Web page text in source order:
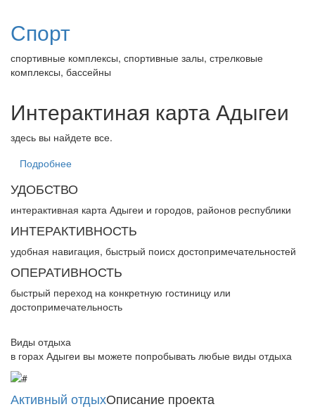
Спорт
спортивные комплексы, спортивные залы, стрелковые
комплексы, бассейны
Интерактиная карта Адыгеи
здесь вы найдете все.
Подробнее
УДОБСТВО
интерактивная карта Адыгеи и городов, районов республики
ИНТЕРАКТИВНОСТЬ
удобная навигация, быстрый поисх достопримечательностей
ОПЕРАТИВНОСТЬ
быстрый переход на конкретную гостиницу или
достопримечательность
Виды отдыха
в горах Адыгеи вы можете попробывать любые виды отдыха
Активный отдыхОписание проекта